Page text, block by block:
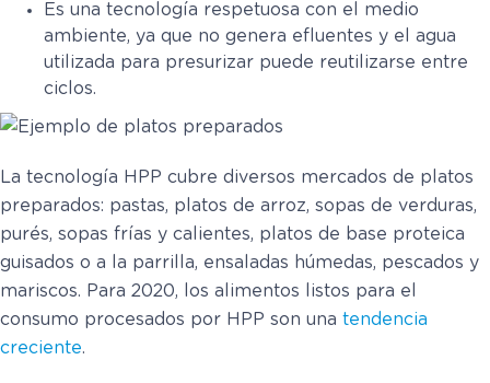
Es una tecnología respetuosa con el medio
ambiente, ya que no genera efluentes y el agua
utilizada para presurizar puede reutilizarse entre
ciclos.
La tecnología HPP cubre diversos mercados de platos
preparados: pastas, platos de arroz, sopas de verduras,
purés, sopas frías y calientes, platos de base proteica
guisados o a la parrilla, ensaladas húmedas, pescados y
mariscos. Para 2020, los alimentos listos para el
consumo procesados por HPP son una tendencia
creciente.